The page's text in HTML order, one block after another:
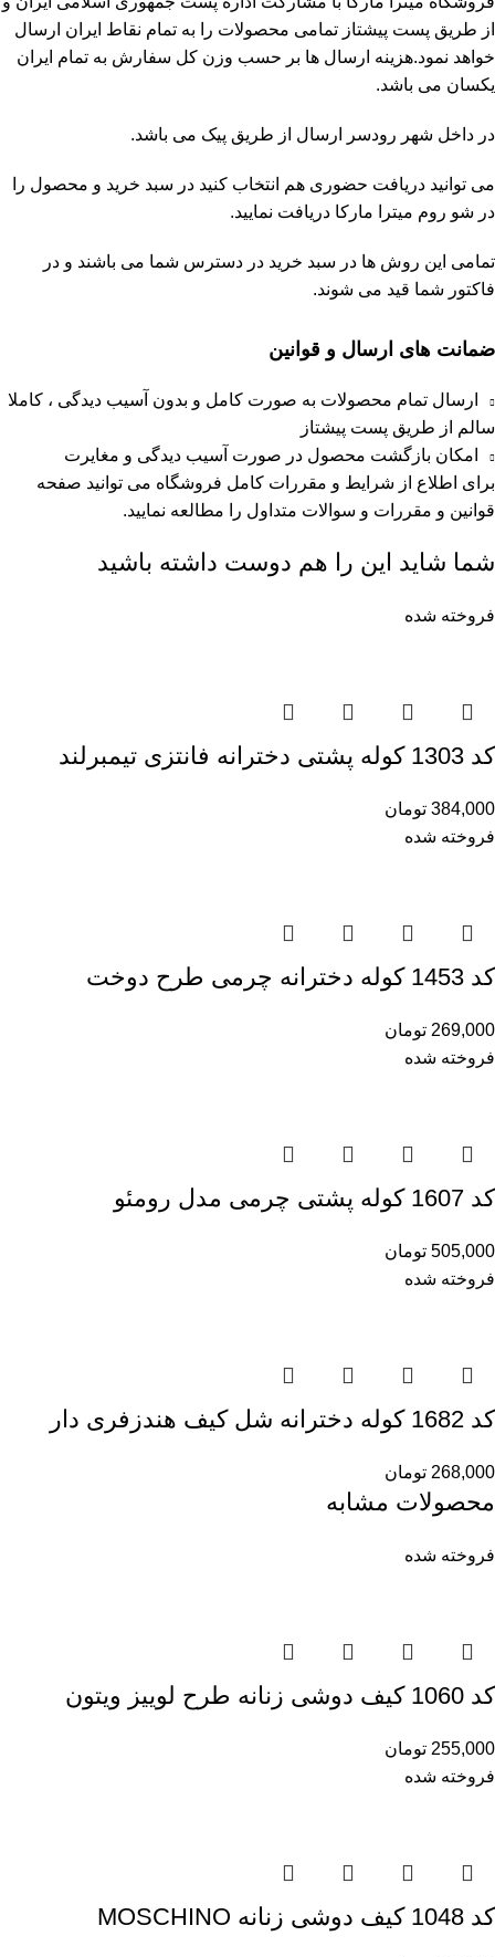
از طریق پست پیشتاز تمامی محصولات را به تمام نقاط ایران ارسال
خواهد نمود.هزینه ارسال ها بر حسب وزن کل سفارش به تمام ایران
یکسان می باشد.
در داخل شهر رودسر ارسال از طریق پیک می باشد.
می توانید دریافت حضوری هم انتخاب کنید در سبد خرید و محصول را
در شو روم میترا مارکا دریافت نمایید.
تمامی این روش ها در سبد خرید در دسترس شما می باشند و در
فاکتور شما قید می شوند.
ضمانت های ارسال و قوانین
ارسال تمام محصولات به صورت کامل و بدون آسیب دیدگی ، کاملا
سالم از طریق پست پیشتاز
امکان بازگشت محصول در صورت آسیب دیدگی و مغایرت
برای اطلاع از شرایط و مقررات کامل فروشگاه می توانید صفحه
قوانین و مقررات و سوالات متداول را مطالعه نمایید.
شما شاید این را هم دوست داشته باشید
فروخته شده
کد 1303 کوله پشتی دخترانه فانتزی تیمبرلند
384,000 تومان
فروخته شده
کد 1453 کوله دخترانه چرمی طرح دوخت
269,000 تومان
فروخته شده
کد 1607 کوله پشتی چرمی مدل رومئو
505,000 تومان
فروخته شده
کد 1682 کوله دخترانه شل کیف هندزفری دار
268,000 تومان
محصولات مشابه
فروخته شده
کد 1060 کیف دوشی زنانه طرح لوییز ویتون
255,000 تومان
فروخته شده
کد 1048 کیف دوشی زنانه MOSCHINO